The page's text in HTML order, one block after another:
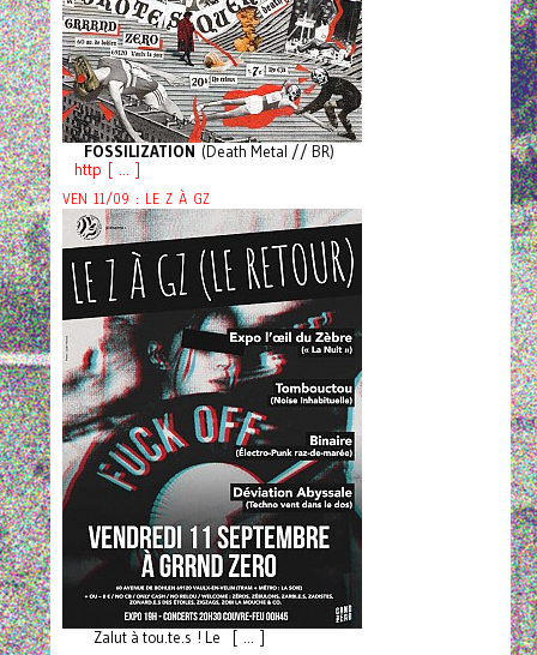
FOSSILIZATION (Death Metal // BR)
http [ ... ]
VEN 11/09 : LE Z À GZ
Zalut à tou.te.s ! Le [ ... ]